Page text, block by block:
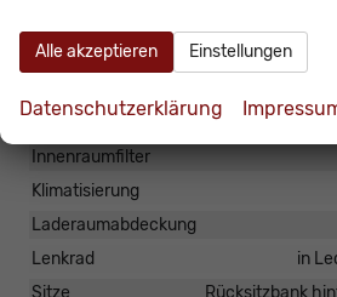
Innen
Innenraumfilter
Klimatisierung
Laderaumabdeckung
Lenkrad
in
Alle akzeptieren Einstellungen
Datenschutzerklärung